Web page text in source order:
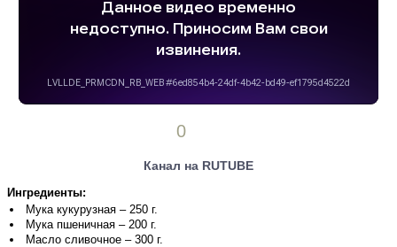
0
Канал на RUTUBE
Ингредиенты:
Мука кукурузная – 250 г.
Мука пшеничная – 200 г.
Масло сливочное – 300 г.